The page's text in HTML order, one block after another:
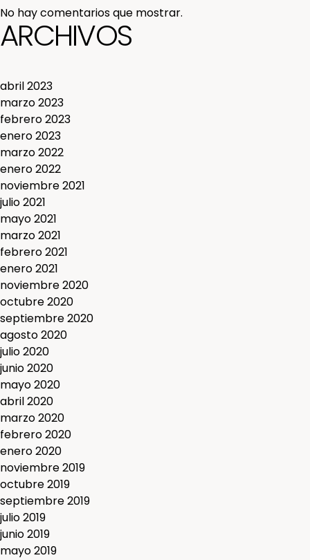
No hay comentarios que mostrar.
ARCHIVOS
abril 2023
marzo 2023
febrero 2023
enero 2023
marzo 2022
enero 2022
noviembre 2021
julio 2021
mayo 2021
marzo 2021
febrero 2021
enero 2021
noviembre 2020
octubre 2020
septiembre 2020
agosto 2020
julio 2020
junio 2020
mayo 2020
abril 2020
marzo 2020
febrero 2020
enero 2020
noviembre 2019
octubre 2019
septiembre 2019
julio 2019
junio 2019
mayo 2019